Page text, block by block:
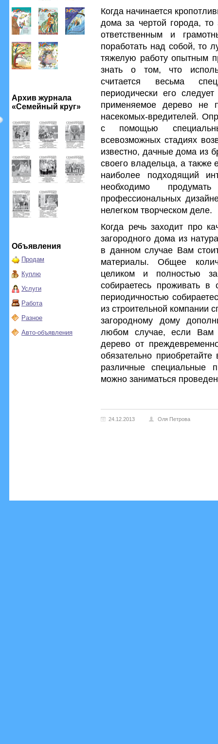
Архив журнала
«Семейный круг»
Объявления
Продам
Куплю
Услуги
Работа
Разное
Авто-объявления
Когда начинается
дома за чертой города, то
ответственным и
поработать над собой, то
тяжелую работу опытным
знать о том, что
считается весьма
периодически его
применяемое дерево не
насекомых-вредителей.
с помощью
всевозможных стадиях
известно, дачные дома из
своего владельца, а также
наиболее подходящий
необходимо
профессиональных
нелегком творческом деле.
Когда речь заходит про
загородного дома из
в данном случае Вам
материалы. Общее
целиком и полностью
собираетесь проживать
периодичностью
из строительной компании
загородному дому
любом случае, если Вам
дерево от
обязательно
различные специальные
можно заниматься
24.12.2013 Оля Петрова